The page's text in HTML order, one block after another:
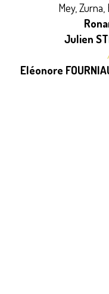
Mey, Zurna,
Julien
Eléonore